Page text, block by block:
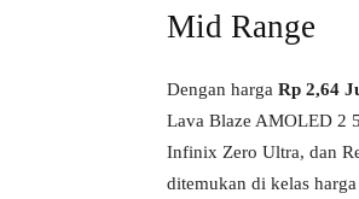
Mid Range
Dengan harga Rp 2,64
Lava Blaze AMOLED 2
Infinix Zero Ultra, dan
ditemukan di kelas